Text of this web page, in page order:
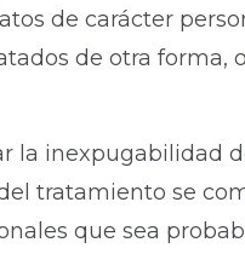
de carácter
de otra forma,
la inexpugabilidad
tratamiento se
que sea